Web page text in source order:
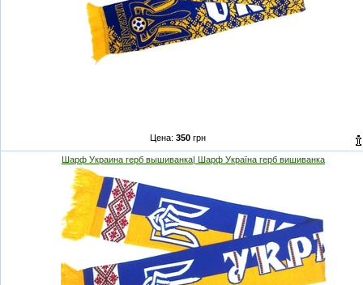
Цена: 350грн
Шарф Украина герб вышиванка| Шарф Україна герб вишиванка